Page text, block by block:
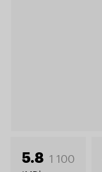
5.8 1 100